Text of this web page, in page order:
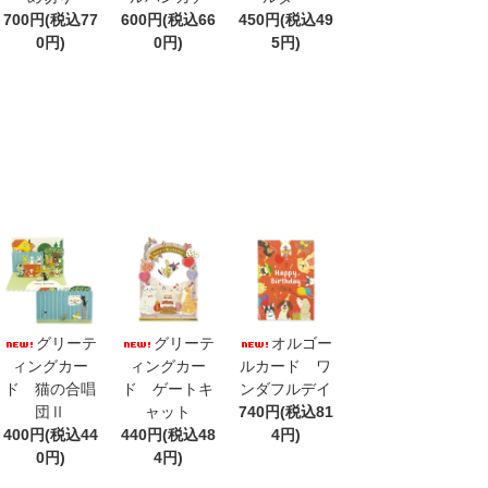
700円(税込77
0円)
600円(税込66
0円)
450円(税込49
5円)
グリーテ
ィングカー
ド 猫の合唱
団Ⅱ
400円(税込44
0円)
グリーテ
ィングカー
ド ゲートキ
ャット
440円(税込48
4円)
オルゴー
ルカード ワ
ンダフルデイ
740円(税込81
4円)